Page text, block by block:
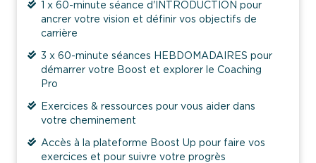
1 x 60-minute séance d'INTRODUCTION pour
ancrer votre vision et définir vos objectifs de
carrière
3 x 60-minute séances HEBDOMADAIRES pour
démarrer votre Boost et explorer le Coaching
Pro
Exercices & ressources pour vous aider dans
votre cheminement
Accès à la plateforme Boost Up pour faire vos
exercices et pour suivre votre progrès